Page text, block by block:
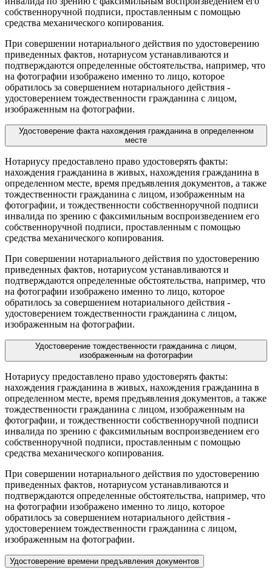
собственноручной подписи, проставленным с помощью
средства механического копирования.
При совершении нотариального действия по удостоверению
приведенных фактов, нотариусом устанавливаются и
подтверждаются определенные обстоятельства, например, что
на фотографии изображено именно то лицо, которое
обратилось за совершением нотариального действия -
удостоверением тождественности гражданина с лицом,
изображенным на фотографии.
Удостоверение факта нахождения гражданина в определенном
месте
Нотариусу предоставлено право удостоверять факты:
нахождения гражданина в живых, нахождения гражданина в
определенном месте, время предъявления документов, а также
тождественности гражданина с лицом, изображенным на
фотографии, и тождественности собственноручной подписи
инвалида по зрению с факсимильным воспроизведением его
собственноручной подписи, проставленным с помощью
средства механического копирования.
При совершении нотариального действия по удостоверению
приведенных фактов, нотариусом устанавливаются и
подтверждаются определенные обстоятельства, например, что
на фотографии изображено именно то лицо, которое
обратилось за совершением нотариального действия -
удостоверением тождественности гражданина с лицом,
изображенным на фотографии.
Удостоверение тождественности гражданина с лицом,
изображенным на фотографии
Нотариусу предоставлено право удостоверять факты:
нахождения гражданина в живых, нахождения гражданина в
определенном месте, время предъявления документов, а также
тождественности гражданина с лицом, изображенным на
фотографии, и тождественности собственноручной подписи
инвалида по зрению с факсимильным воспроизведением его
собственноручной подписи, проставленным с помощью
средства механического копирования.
При совершении нотариального действия по удостоверению
приведенных фактов, нотариусом устанавливаются и
подтверждаются определенные обстоятельства, например, что
на фотографии изображено именно то лицо, которое
обратилось за совершением нотариального действия -
удостоверением тождественности гражданина с лицом,
изображенным на фотографии.
Удостоверение времени предъявления документов